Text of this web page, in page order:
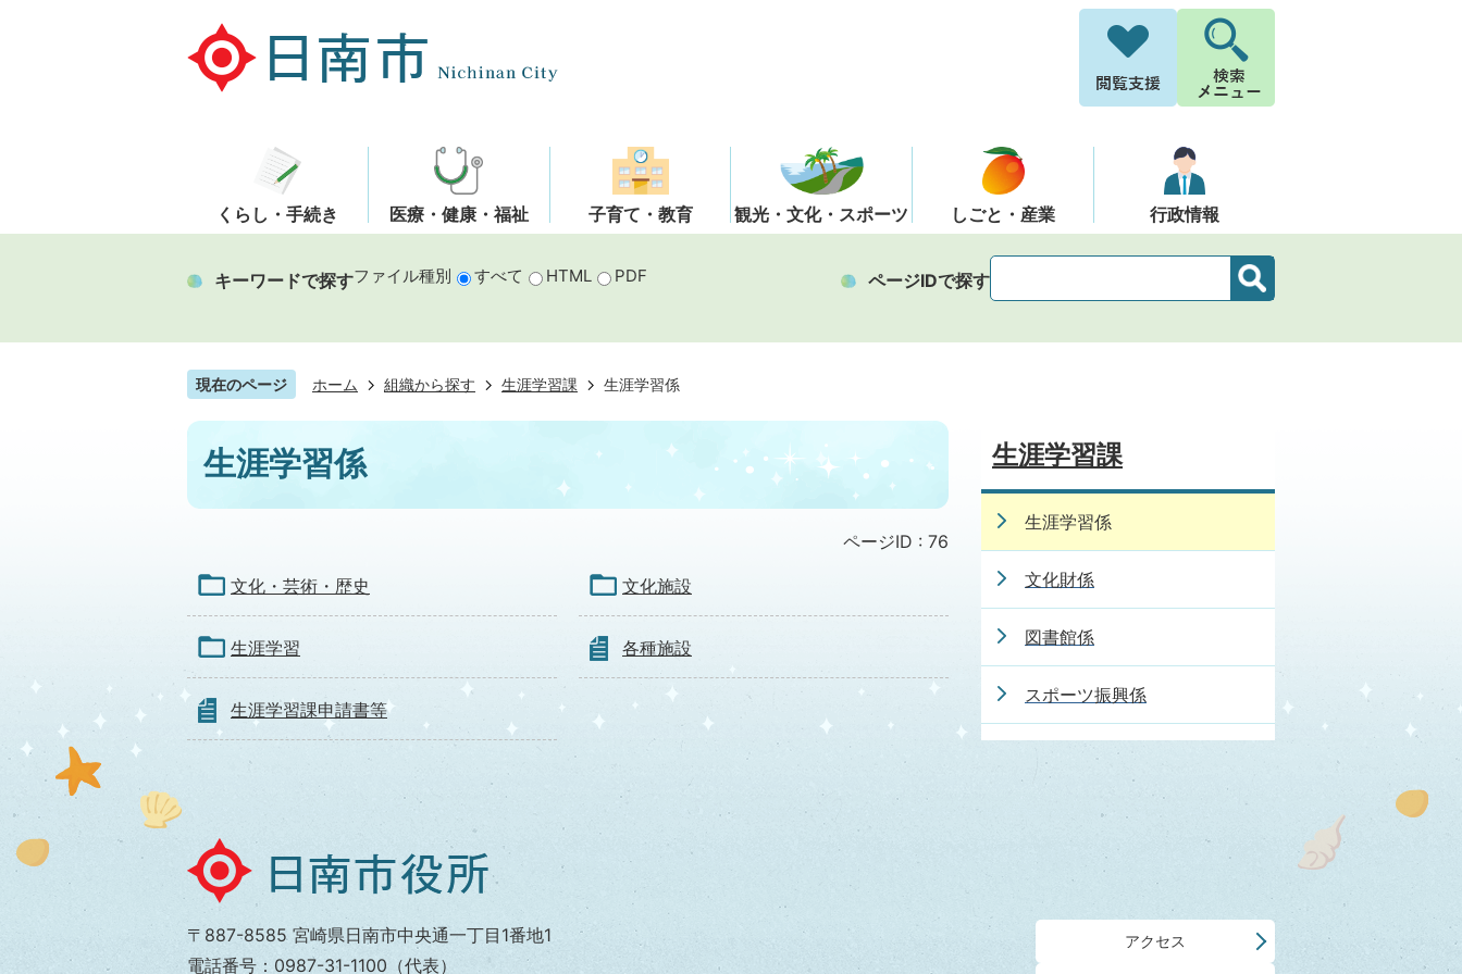
くらし・手続き 医療・健康・福祉 子育て・教育 観光・文化・スポーツ しごと・産業 行政情報
キーワードで探すファイル種別 すべて HTML PDF ページIDで探す
現在のページ ホーム 組織から探す 生涯学習課 生涯学習係
生涯学習係
ページID : 76
文化・芸術・歴史 文化施設
生涯学習 各種施設
生涯学習課申請書等
生涯学習課
生涯学習係
文化財係
図書館係
スポーツ振興係
日
南
役
〒887-8585 宮崎県日南市中央通一丁目1番地1
電話番号：0987-31-1100（代表）
アクセス